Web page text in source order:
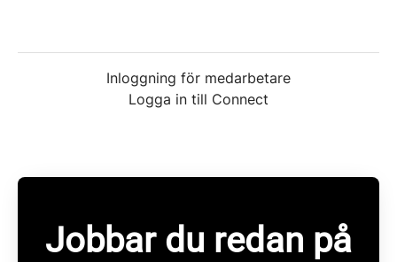
Inloggning för medarbetare
Logga in till Connect
Jobbar du redan på